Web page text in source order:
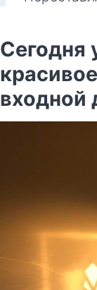
Сегодня
входной